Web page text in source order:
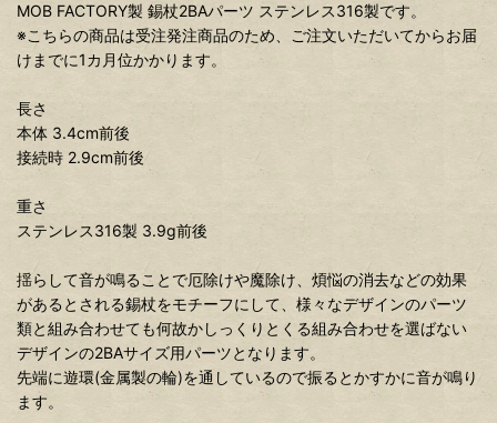
MOB FACTORY製 錫杖2BAパーツ ステンレス316製です。
※こちらの商品は受注発注商品のため、ご注文いただいてからお届
けまでに1カ月位かかります。
長さ
本体 3.4cm前後
接続時 2.9cm前後
重さ
ステンレス316製 3.9g前後
揺らして音が鳴ることで厄除けや魔除け、煩悩の消去などの効果
があるとされる錫杖をモチーフにして、様々なデザインのパーツ
類と組み合わせても何故かしっくりとくる組み合わせを選ばない
デザインの2BAサイズ用パーツとなります。
先端に遊環(金属製の輪)を通しているので振るとかすかに音が鳴り
ます。